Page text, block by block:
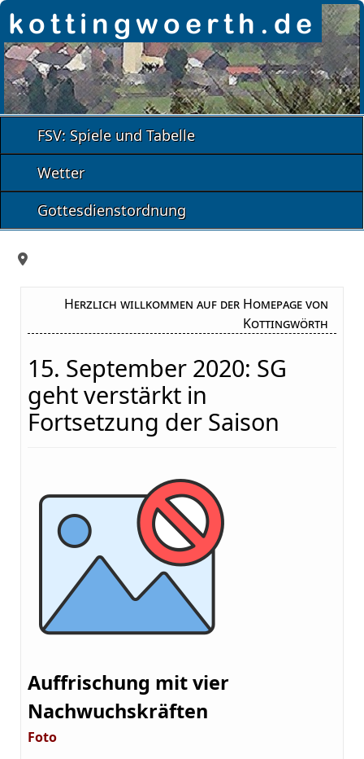
FSV: Spiele und Tabelle
Wetter
Gottesdienstordnung
Herzlich willkommen auf der Homepage von
Kottingwörth
15. September 2020: SG
geht verstärkt in
Fortsetzung der Saison
Auffrischung mit vier
Nachwuchskräften
Foto